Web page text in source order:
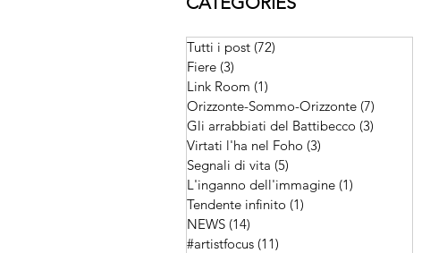
Tutti i post (72)
Fiere (3)
Link Room (1)
Orizzonte-Sommo-Orizzonte (7)
Gli arrabbiati del Battibecco (3)
Virtati l'ha nel Foho (3)
Segnali di vita (5)
L'inganno dell'immagine (1)
Tendente infinito (1)
NEWS (14)
#artistfocus (11)